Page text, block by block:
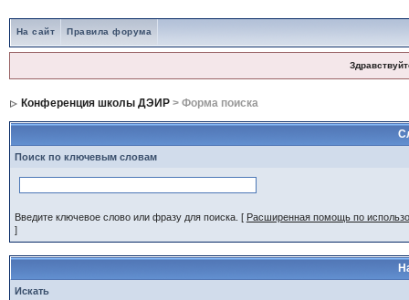
На сайт Правила форума
Конференция школы ДЭИР> Форма поиска
Поиск по ключевым словам
Введите ключевое слово или фразу для поиска. [ Расширенная помощь по
]
Искать